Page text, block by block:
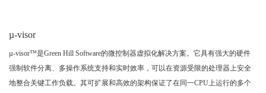
Adobe
Lauterbach
JFrog
PLS
µ-visor
µ-visor™是Green Hill Software的微控制器虚拟化解决方案。它具有强大的硬件
强制软件分离、多操作系统支持和实时效率，可以在资源受限的处理器上安全
地整合关键工作负载。其可扩展和高效的架构保证了在同一CPU上运行的多个